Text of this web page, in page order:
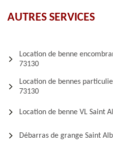
AUTRES SERVICES
Location de benne
73130
Location de bennes
73130
Location de benne VL Saint
Débarras de grange Saint